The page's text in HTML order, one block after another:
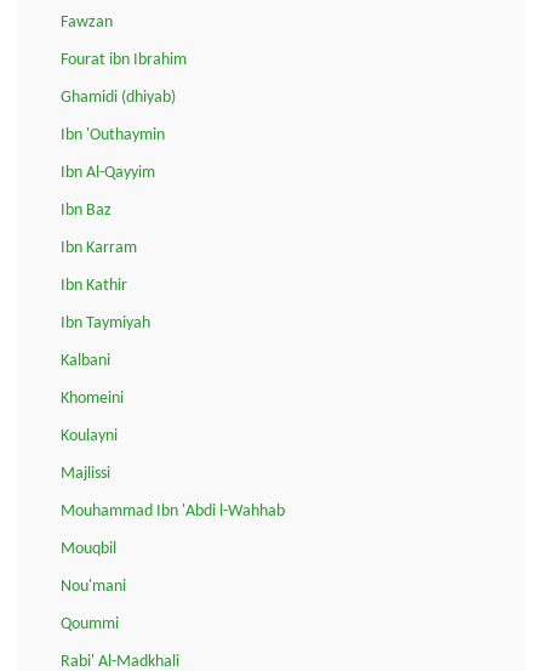
Fawzan
Fourat ibn Ibrahim
Ghamidi (dhiyab)
Ibn 'Outhaymin
Ibn Al-Qayyim
Ibn Baz
Ibn Karram
Ibn Kathir
Ibn Taymiyah
Kalbani
Khomeini
Koulayni
Majlissi
Mouhammad Ibn 'Abdi l-Wahhab
Mouqbil
Nou'mani
Qoummi
Rabi' Al-Madkhali